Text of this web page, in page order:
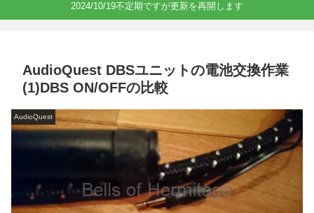
2024/10/19不定期ですが更新を再開します
AudioQuest DBSユニットの電池交換作業
(1)DBS ON/OFFの比較
AudioQuest